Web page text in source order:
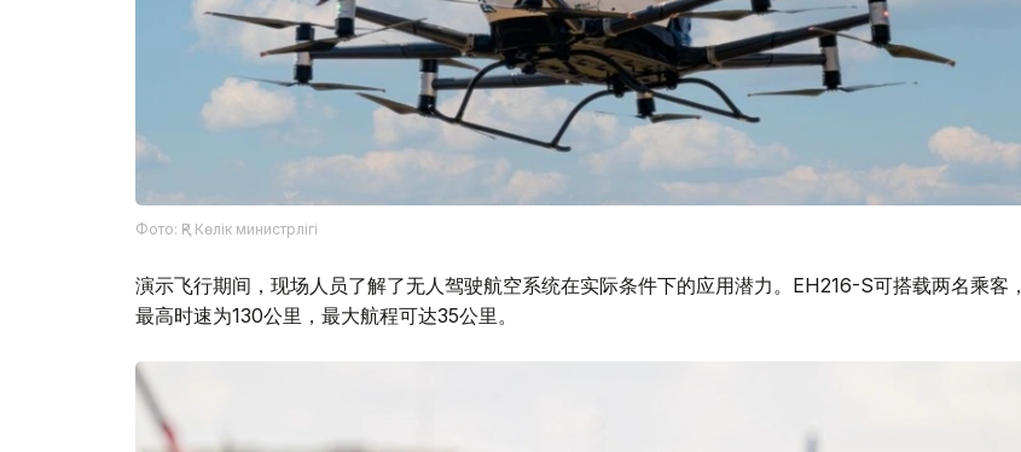
Фото: ҚР Көлік министрлігі
演示飞行期间，现场人员了解了无人驾驶航空系统在实际条件下的应用潜力。EH216-S可搭载两名乘客，
最高时速为130公里，最大航程可达35公里。